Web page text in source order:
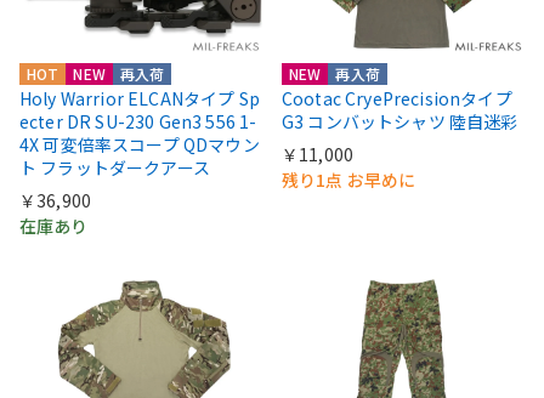
HOT NEW 再入荷
Holy Warrior ELCANタイプ Sp
ecter DR SU-230 Gen3 556 1-
4X 可変倍率スコープ QDマウン
ト フラットダークアース
￥36,900
在庫あり
NEW 再入荷
Cootac CryePrecisionタイプ
G3 コンバットシャツ 陸自迷彩
￥11,000
残り1点 お早めに